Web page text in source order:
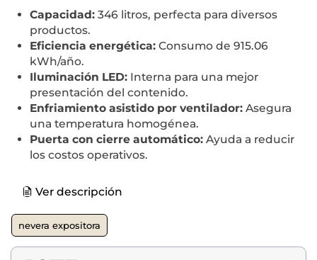
Capacidad: 346 litros, perfecta para diversos
productos.
Eficiencia energética: Consumo de 915.06
kWh/año.
Iluminación LED: Interna para una mejor
presentación del contenido.
Enfriamiento asistido por ventilador: Asegura
una temperatura homogénea.
Puerta con cierre automático: Ayuda a reducir
los costos operativos.
Ver descripción
nevera expositora